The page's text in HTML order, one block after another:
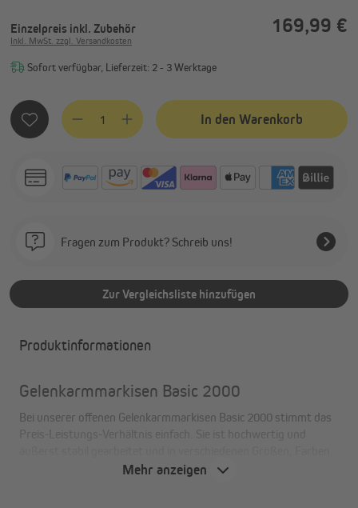
Einzelpreis inkl. Zubehör 169,99 €
Inkl. MwSt. zzgl. Versandkosten
Sofort verfügbar, Lieferzeit: 2 - 3 Werktage
Produkt Anzahl: Gib den gewünschten Wert ein oder
In den Warenkorb
Fragen zum Produkt? Schreib uns!
Zur Vergleichsliste hinzufügen
Produktinformationen
Gelenkarmmarkisen Basic 2000
Bei unserer offenen Gelenkarmmarkisen Basic 2000 stimmt das
Preis-Leistungs-Verhältnis einfach. Sie ist hochwertig und
und Mustern erhältlich. Noch dazu ist die Basic 2000 einfach zu
Mehr anzeigen